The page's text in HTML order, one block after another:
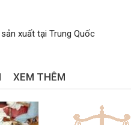
xuất tại Trung Quốc
XEM THÊM